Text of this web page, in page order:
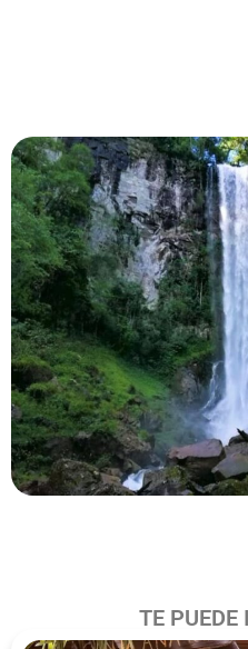
TE PUEDE